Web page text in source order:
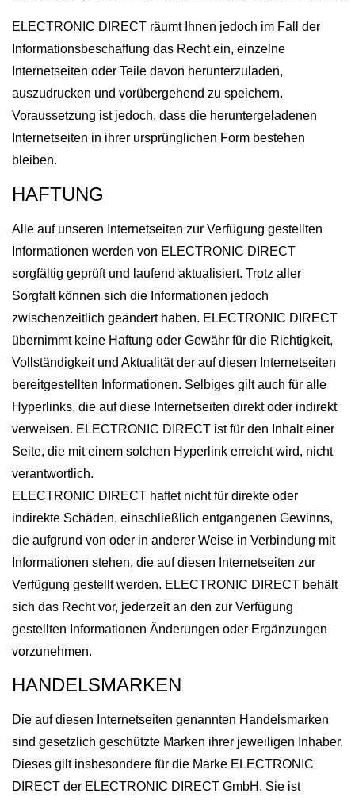
ELECTRONIC DIRECT räumt Ihnen jedoch im Fall der
Informationsbeschaffung das Recht ein, einzelne
Internetseiten oder Teile davon herunterzuladen,
auszudrucken und vorübergehend zu speichern.
Voraussetzung ist jedoch, dass die heruntergeladenen
Internetseiten in ihrer ursprünglichen Form bestehen
bleiben.
HAFTUNG
Alle auf unseren Internetseiten zur Verfügung gestellten
Informationen werden von ELECTRONIC DIRECT
sorgfältig geprüft und laufend aktualisiert. Trotz aller
Sorgfalt können sich die Informationen jedoch
zwischenzeitlich geändert haben. ELECTRONIC DIRECT
übernimmt keine Haftung oder Gewähr für die Richtigkeit,
Vollständigkeit und Aktualität der auf diesen Internetseiten
bereitgestellten Informationen. Selbiges gilt auch für alle
Hyperlinks, die auf diese Internetseiten direkt oder indirekt
verweisen. ELECTRONIC DIRECT ist für den Inhalt einer
Seite, die mit einem solchen Hyperlink erreicht wird, nicht
verantwortlich.
ELECTRONIC DIRECT haftet nicht für direkte oder
indirekte Schäden, einschließlich entgangenen Gewinns,
die aufgrund von oder in anderer Weise in Verbindung mit
Informationen stehen, die auf diesen Internetseiten zur
Verfügung gestellt werden. ELECTRONIC DIRECT behält
sich das Recht vor, jederzeit an den zur Verfügung
gestellten Informationen Änderungen oder Ergänzungen
vorzunehmen.
HANDELSMARKEN
Die auf diesen Internetseiten genannten Handelsmarken
sind gesetzlich geschützte Marken ihrer jeweiligen Inhaber.
Dieses gilt insbesondere für die Marke ELECTRONIC
DIRECT der ELECTRONIC DIRECT GmbH. Sie ist